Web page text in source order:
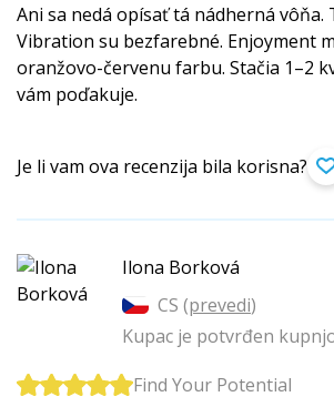
Ani sa nedá opísať tá nádherná
Vibration su bezfarebné. Enjoyment
oranžovo-červenu farbu. Stačia 1–2
vám poďakuje.
Je li vam ova recenzija bila korisna?
Ilona Borková
CS (prevedi)
Kupac je potvrđen
Find Your Potential